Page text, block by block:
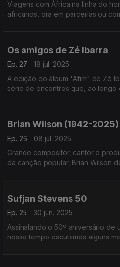
Viagens com África na linha do
africanos, ora em parcerias ou
Os amigos de Zé Ibarra
Ep. 27
18 jul. 2025
A edição do álbum "Afim" de Zé
série de encontros que, ao longo
Brian Wilson (1942-2025)
Ep. 26
08 jul. 2025
Grande compositor, cantor e
da canção popular, Brian Wilson
Sufjan Stevens 50
Ep. 25
30 jun. 2025
Assinalando o 50º aniversário de
nosso tempo escutamos alguns